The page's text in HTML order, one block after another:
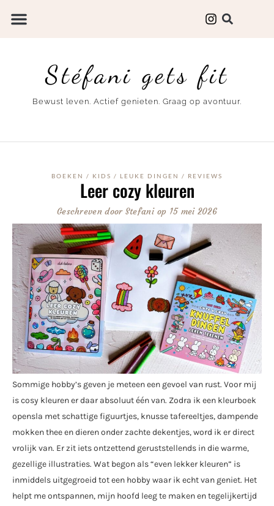
Stéfani gets fit
Bewust leven. Actief genieten. Graag op avontuur.
BOEKEN / KIDS / LEUKE DINGEN / REVIEWS
Leer cozy kleuren
Geschreven doorStefani op 15 mei 2026
Sommige hobby’s geven je meteen een gevoel van rust. Voor mij
is cosy kleuren er daar absoluut één van. Zodra ik een kleurboek
opensla met schattige figuurtjes, knusse tafereeltjes, dampende
mokken thee en dieren onder zachte dekentjes, word ik er direct
vrolijk van. Er zit iets ontzettend geruststellends in die warme,
gezellige illustraties. Wat begon als “even lekker kleuren” is
inmiddels uitgegroeid tot een hobby waar ik echt van geniet. Het
helpt me ontspannen, mijn hoofd leeg te maken en tegelijkertijd